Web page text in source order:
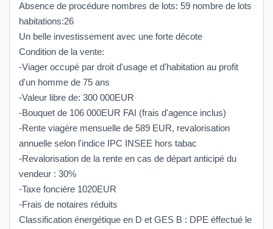
Absence de procédure nombres de lots: 59 nombre de lots
habitations:26
Un belle investissement avec une forte décote
Condition de la vente:
-Viager occupé par droit d'usage et d'habitation au profit
d'un homme de 75 ans
-Valeur libre de: 300 000EUR
-Bouquet de 106 000EUR FAI (frais d'agence inclus)
-Rente viagère mensuelle de 589 EUR, revalorisation
annuelle selon l'indice IPC INSEE hors tabac
-Revalorisation de la rente en cas de départ anticipé du
vendeur : 30%
-Taxe foncière 1020EUR
-Frais de notaires réduits
Classification énergétique en D et GES B : DPE éffectué le